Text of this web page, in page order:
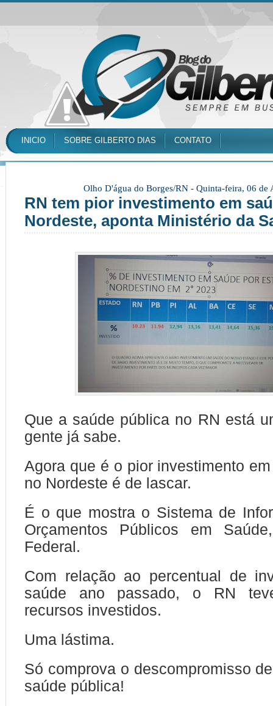
INICIO SOBRE GILBERTO DIAS CONTATO
Olho D'água do Borges/RN - Quinta-feira, 06 de
RN tem pior investimento em
Nordeste, aponta Ministério da
Que a saúde pública no RN está
gente já sabe.
Agora que é o pior investimento
no Nordeste é de lascar.
É o que mostra o Sistema de
Orçamentos Públicos em
Federal.
Com relação ao percentual de
saúde ano passado, o RN
recursos investidos.
Uma lástima.
Só comprova o descompromisso
saúde pública!